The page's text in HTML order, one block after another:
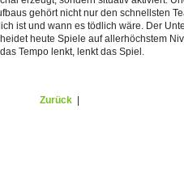
gehört nicht nur den schnellsten
ist und wann es tödlich wäre. Der
heute Spiele auf allerhöchstem
Tempo lenkt, lenkt das Spiel.
Zurück|